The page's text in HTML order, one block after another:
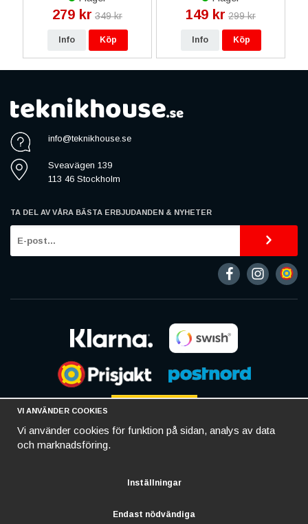
279 kr 349 kr
Info Köp
149 kr 299 kr
Info Köp
info@teknikhouse.se
Sveavägen 139
113 46 Stockholm
TA DEL AV VÅRA BÄSTA ERBJUDANDEN & NYHETER
VI ANVÄNDER COOKIES
Vi använder cookies för funktion på sidan, analys av data
och marknadsföring.
Inställningar
Endast nödvändiga